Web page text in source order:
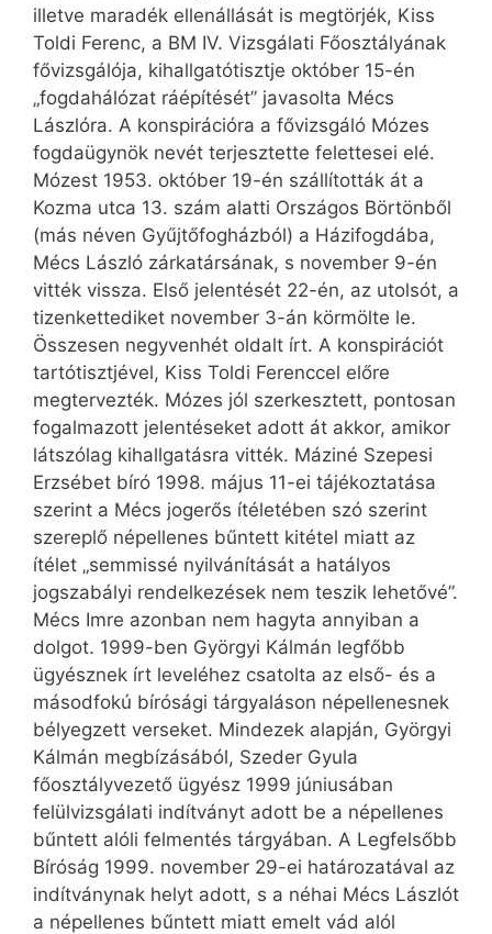
illetve maradék ellenállását is megtörjék, Kiss
Toldi Ferenc, a BM IV. Vizsgálati Főosztályának
fővizsgálója, kihallgatótisztje október 15-én
„fogdahálózat ráépítését” javasolta Mécs
Lászlóra. A konspirációra a fővizsgáló Mózes
fogdaügynök nevét terjesztette felettesei elé.
Mózest 1953. október 19-én szállították át a
Kozma utca 13. szám alatti Országos Börtönből
(más néven Gyűjtőfogházból) a Házifogdába,
Mécs László zárkatársának, s november 9-én
vitték vissza. Első jelentését 22-én, az utolsót, a
tizenkettediket november 3-án körmölte le.
Összesen negyvenhét oldalt írt. A konspirációt
tartótisztjével, Kiss Toldi Ferenccel előre
megtervezték. Mózes jól szerkesztett, pontosan
fogalmazott jelentéseket adott át akkor, amikor
látszólag kihallgatásra vitték. Máziné Szepesi
Erzsébet bíró 1998. május 11-ei tájékoztatása
szerint a Mécs jogerős ítéletében szó szerint
szereplő népellenes bűntett kitétel miatt az
ítélet „semmissé nyilvánítását a hatályos
jogszabályi rendelkezések nem teszik lehetővé”.
Mécs Imre azonban nem hagyta annyiban a
dolgot. 1999-ben Györgyi Kálmán legfőbb
ügyésznek írt leveléhez csatolta az első- és a
másodfokú bírósági tárgyaláson népellenesnek
bélyegzett verseket. Mindezek alapján, Györgyi
Kálmán megbízásából, Szeder Gyula
főosztályvezető ügyész 1999 júniusában
felülvizsgálati indítványt adott be a népellenes
bűntett alóli felmentés tárgyában. A Legfelsőbb
Bíróság 1999. november 29-ei határozatával az
indítványnak helyt adott, s a néhai Mécs Lászlót
a népellenes bűntett miatt emelt vád alól